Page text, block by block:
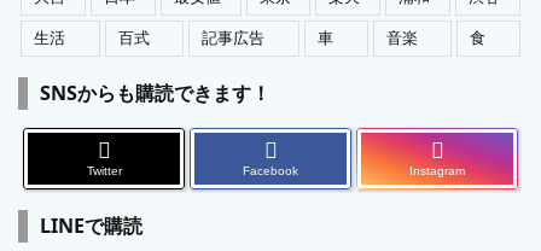
生活
百式 記事広告 車 音楽 食
SNSからも購読できます！
Twitter Facebook Instagram
LINEで購読